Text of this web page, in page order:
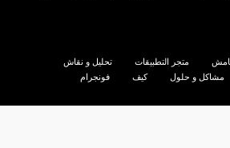
متجر التطبيقات
تحليل و نقاش
مشاكل و حلول كيف فونجرام